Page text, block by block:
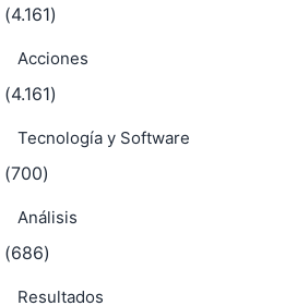
(4.161)
Acciones
(4.161)
Tecnología y Software
(700)
Análisis
(686)
Resultados